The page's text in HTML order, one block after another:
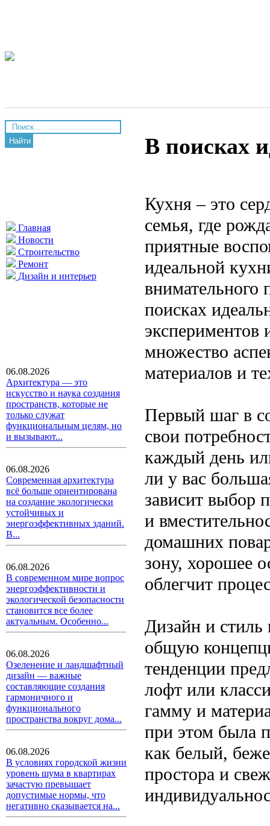
Найти
Главная
Новости
Строительство
Ремонт
Дизайн и интерьер
06.08.2026
Архитектура — это
искусство и наука создания
пространств, которые не
только служат
функциональным целям, но
и вызывают...
06.08.2026
Современная архитектура
всё больше ориентирована
на создание экологически
устойчивых и
энергоэффективных зданий.
В...
06.08.2026
В современном мире вопрос
энергоэффективности и
экологической безопасности
становится все более
актуальным. Особенно...
06.08.2026
Озеленение и ландшафтный
дизайн — важные
составляющие создания
гармоничного и
функционального
пространства вокруг дома...
06.08.2026
В условиях городской жизни
уровень шума в квартирах
зачастую превышает
допустимые нормы, что
негативно сказывается на...
В поисках
Кухня – это
семья, где
приятные
идеальной
внимательного
поисках
множество
материалов и
Первый шаг в
свои
каждый день
ли у вас
зависит выбор
и
домашних
зону, хорошее
облегчит
Дизайн и
общую
тенденции
лофт или
гамму и
при этом была
как белый,
простора и